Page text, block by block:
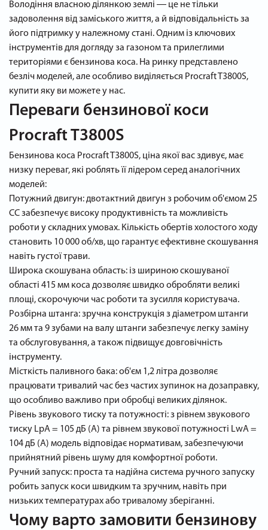
Володіння власною ділянкою землі ― це не тільки
задоволення від заміського життя, а й відповідальність за
його підтримку у належному стані. Одним із ключових
інструментів для догляду за газоном та прилеглими
територіями є бензинова коса. На ринку представлено
безліч моделей, але особливо виділяється Procraft T3800S,
купити яку ви можете у нас.
Переваги бензинової коси
Procraft T3800S
Бензинова коса Procraft T3800S, ціна якої вас здивує, має
низку переваг, які роблять її лідером серед аналогічних
моделей:
Потужний двигун: двотактний двигун з робочим об'ємом 25
СС забезпечує високу продуктивність та можливість
роботи у складних умовах. Кількість обертів холостого ходу
становить 10 000 об/хв, що гарантує ефективне скошування
навіть густої трави.
Широка скошувана область: із шириною скошуваної
області 415 мм коса дозволяє швидко обробляти великі
площі, скорочуючи час роботи та зусилля користувача.
Розбірна штанга: зручна конструкція з діаметром штанги
26 мм та 9 зубами на валу штанги забезпечує легку заміну
та обслуговування, а також підвищує довговічність
інструменту.
Місткість паливного бака: об'єм 1,2 літра дозволяє
працювати тривалий час без частих зупинок на дозаправку,
що особливо важливо при обробці великих ділянок.
Рівень звукового тиску та потужності: з рівнем звукового
тиску LpA = 105 дБ (А) та рівнем звукової потужності LwA =
104 дБ (А) модель відповідає нормативам, забезпечуючи
прийнятний рівень шуму для комфортної роботи.
Ручний запуск: проста та надійна система ручного запуску
робить запуск коси швидким та зручним, навіть при
низьких температурах або тривалому зберіганні.
Чому варто замовити бензинову